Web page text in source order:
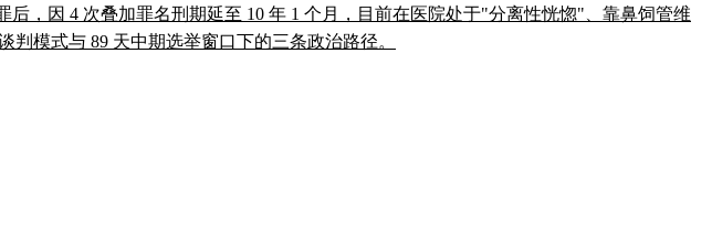
后，因 4 次叠加罪名刑期延至 10 年 1 个月，目前在医院处于"分离性恍惚"、靠鼻饲管维
模式与 89 天中期选举窗口下的三条政治路径。